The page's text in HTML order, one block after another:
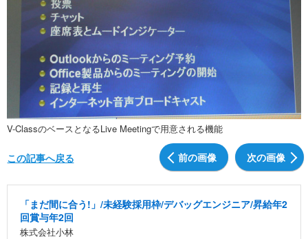
V-ClassのベースとなるLive Meetingで用意される機能
前の画像 次の画像
この記事へ戻る
「まだ間に合う!」/未経験採用枠/デバッグエンジニア/昇給年2
回賞与年2回
株式会社小林